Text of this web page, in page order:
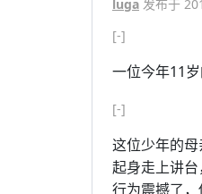
luga 发布于
[-]
一位今年11
[-]
这位少年的
起身走上讲
行为震撼了